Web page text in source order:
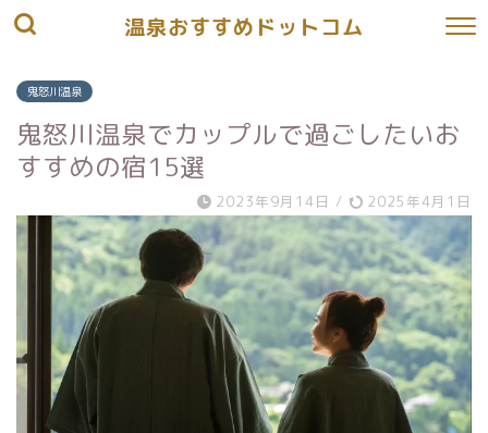
温泉おすすめドットコム
鬼怒川温泉
鬼怒川温泉でカップルで過ごしたいお
すすめの宿15選
2023年9月14日 / 2025年4月1日